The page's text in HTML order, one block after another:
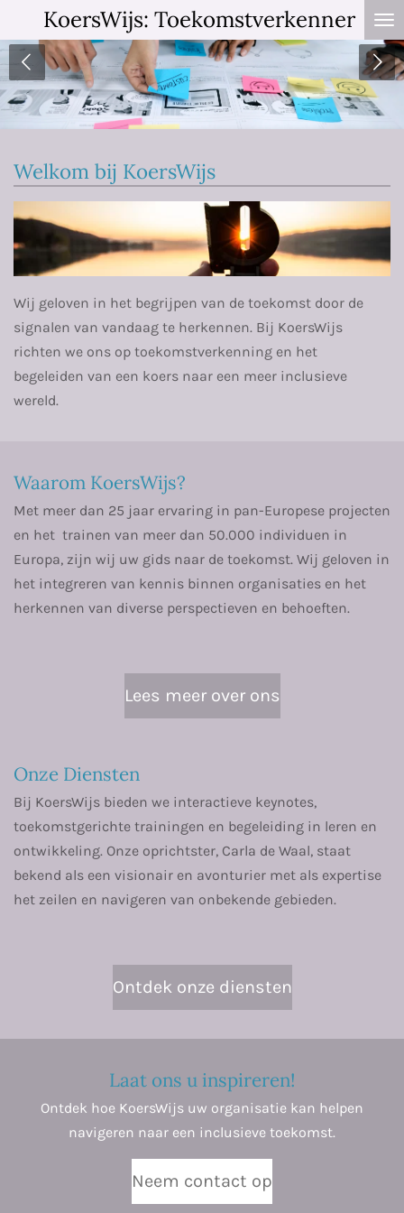
direct
naar
de
hoofdinhoud
KoersWijs: Toekomstverkenner
Welkom bij KoersWijs
Wij geloven in het begrijpen van de toekomst door de
signalen van vandaag te herkennen. Bij KoersWijs
richten we ons op toekomstverkenning en het
begeleiden van een koers naar een meer inclusieve
wereld.
Waarom KoersWijs?
Met meer dan 25 jaar ervaring in pan-Europese projecten
en het trainen van meer dan 50.000 individuen in
Europa, zijn wij uw gids naar de toekomst. Wij geloven in
het integreren van kennis binnen organisaties en het
herkennen van diverse perspectieven en behoeften.
Lees meer over ons
Onze Diensten
Bij KoersWijs bieden we interactieve keynotes,
toekomstgerichte trainingen en begeleiding in leren en
ontwikkeling. Onze oprichtster, Carla de Waal, staat
bekend als een visionair en avonturier met als expertise
het zeilen en navigeren van onbekende gebieden.
Ontdek onze diensten
Laat ons u inspireren!
Ontdek hoe KoersWijs uw organisatie kan helpen
navigeren naar een inclusieve toekomst.
Neem contact op